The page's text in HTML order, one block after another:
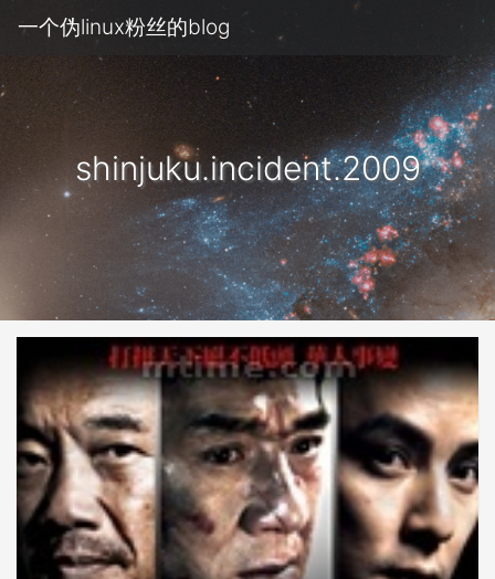
一个伪linux粉丝的blog
shinjuku.incident.2009